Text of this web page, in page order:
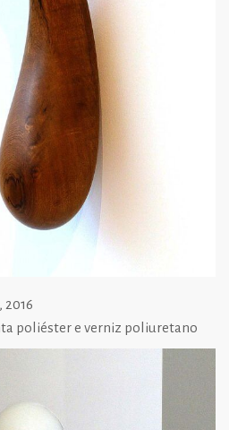
, 2016
poliéster e verniz poliuretano